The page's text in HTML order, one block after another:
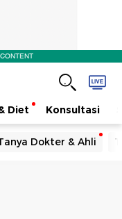
Diet Konsultasi
Dokter & Ahli